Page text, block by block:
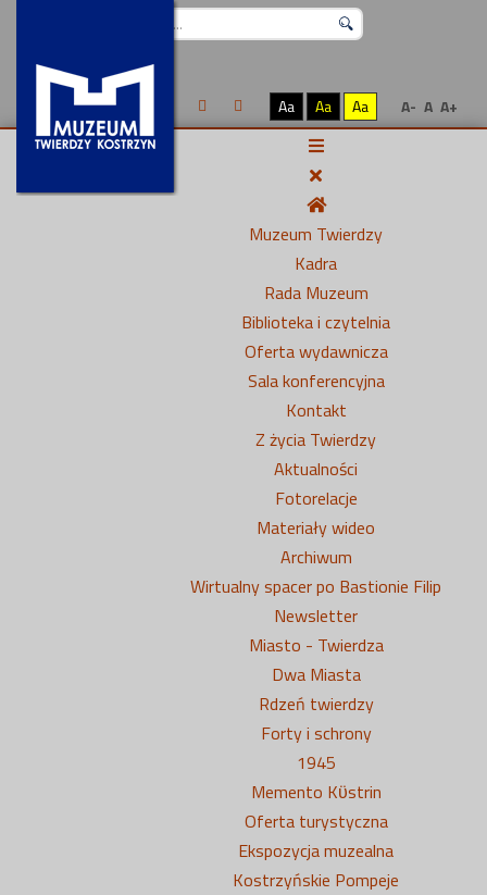
Aa Aa Aa A- A A+
Muzeum Twierdzy
Kadra
Rada Muzeum
Biblioteka i czytelnia
Oferta wydawnicza
Sala konferencyjna
Kontakt
Z życia Twierdzy
Aktualności
Fotorelacje
Materiały wideo
Archiwum
Wirtualny spacer po Bastionie Filip
Newsletter
Miasto - Twierdza
Dwa Miasta
Rdzeń twierdzy
Forty i schrony
1945
Memento Kϋstrin
Oferta turystyczna
Ekspozycja muzealna
Kostrzyńskie Pompeje